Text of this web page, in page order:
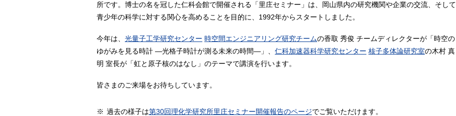
所です。博士の名を冠した仁科会館で開催される「里庄セミナー」は、岡山県内の研究機関や企業の交流、そして
青少年の科学に対する関心を高めることを目的に、1992年からスタートしました。
今年は、 光量子工学研究センター 時空間エンジニアリング研究チームの香取 秀俊 チームディレクターが「時空の
ゆがみを見る時計 ―光格子時計が測る未来の時間―」、 仁科加速器科学研究センター 核子多体論研究室の木村 真
明 室長が「虹と原子核のはなし」のテーマで講演を行います。
皆さまのご来場をお待ちしています。
※ 過去の様子は第30回理化学研究所里庄セミナー開催報告のページでご覧いただけます。